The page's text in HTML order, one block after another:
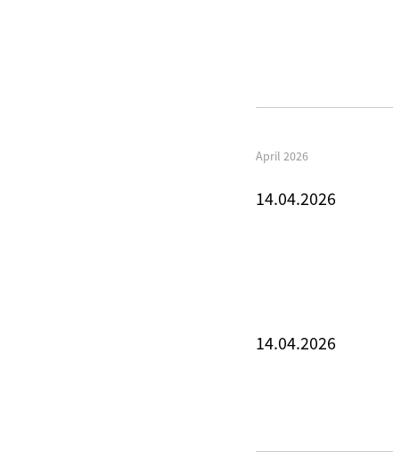
April 2026
14.04.2026
14.04.2026